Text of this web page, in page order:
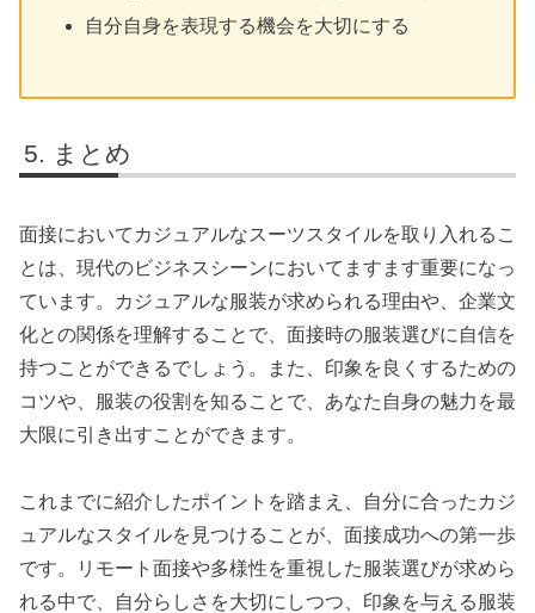
自分自身を表現する機会を大切にする
まとめ
面接においてカジュアルなスーツスタイルを取り入れるこ
とは、現代のビジネスシーンにおいてますます重要になっ
ています。カジュアルな服装が求められる理由や、企業文
化との関係を理解することで、面接時の服装選びに自信を
持つことができるでしょう。また、印象を良くするための
コツや、服装の役割を知ることで、あなた自身の魅力を最
大限に引き出すことができます。
これまでに紹介したポイントを踏まえ、自分に合ったカジ
ュアルなスタイルを見つけることが、面接成功への第一歩
です。リモート面接や多様性を重視した服装選びが求めら
れる中で、自分らしさを大切にしつつ、印象を与える服装